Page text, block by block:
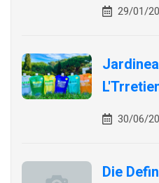
29/01/
30/06/
Die